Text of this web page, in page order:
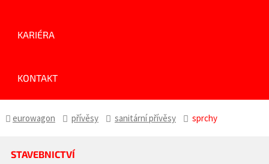
KARIÉRA
KONTAKT
eurowagon přívěsy sanitární přívěsy sprchy
STAVEBNICTVÍ